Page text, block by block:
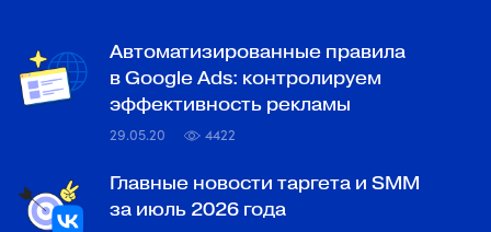
Автоматизированные правила
в Google Ads: контролируем
эффективность рекламы
29.05.20 4422
Главные новости таргета и SMM
за июль 2026 года